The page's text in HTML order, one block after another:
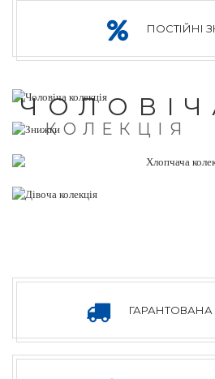
ПОСТІЙНІ
КОЛЕКЦІЯ
ХЛОПЧАЧА
КОЛЕКЦІЯ